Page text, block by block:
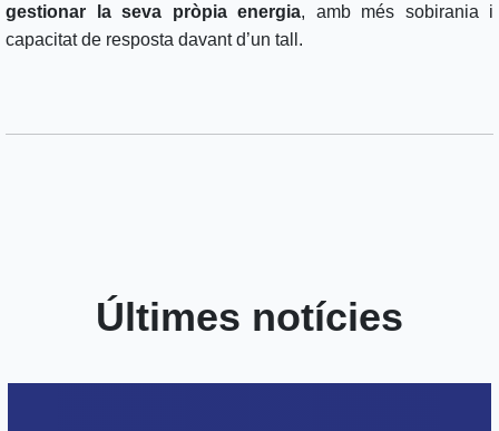
gestionar la seva pròpia energia, amb més sobirania i
capacitat de resposta davant d’un tall.
Últimes notícies